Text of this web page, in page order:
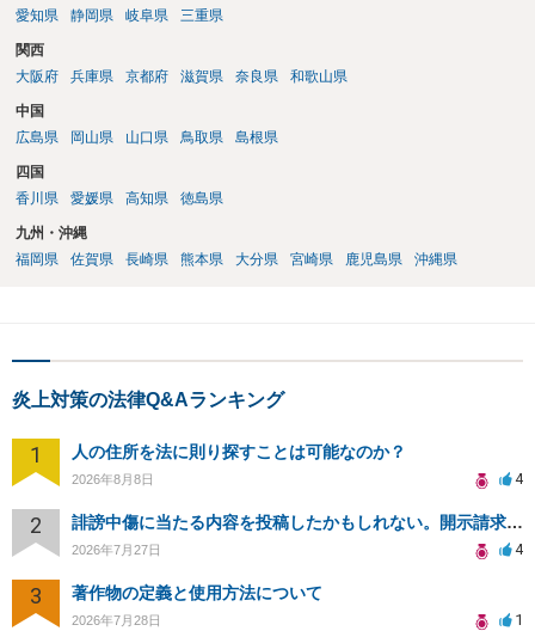
愛知県
静岡県 岐阜県 三重県
関西
大阪府
兵庫県 京都府 滋賀県 奈良県 和歌山県
中国
広島県
岡山県 山口県 鳥取県 島根県
四国
香川県
愛媛県 高知県 徳島県
九州・沖縄
福岡県
佐賀県 長崎県 熊本県 大分県 宮崎県 鹿児島県 沖縄県
炎上対策の法律Q&Aランキング
1 人の住所を法に則り探すことは可能なのか？
2026年8月8日 4
2 誹謗中傷に当たる内容を投稿したかもしれない。開示請求や民事刑事裁判に発展しうるのか教えて欲しい。
2026年7月27日 4
3 著作物の定義と使用方法について
2026年7月28日 1